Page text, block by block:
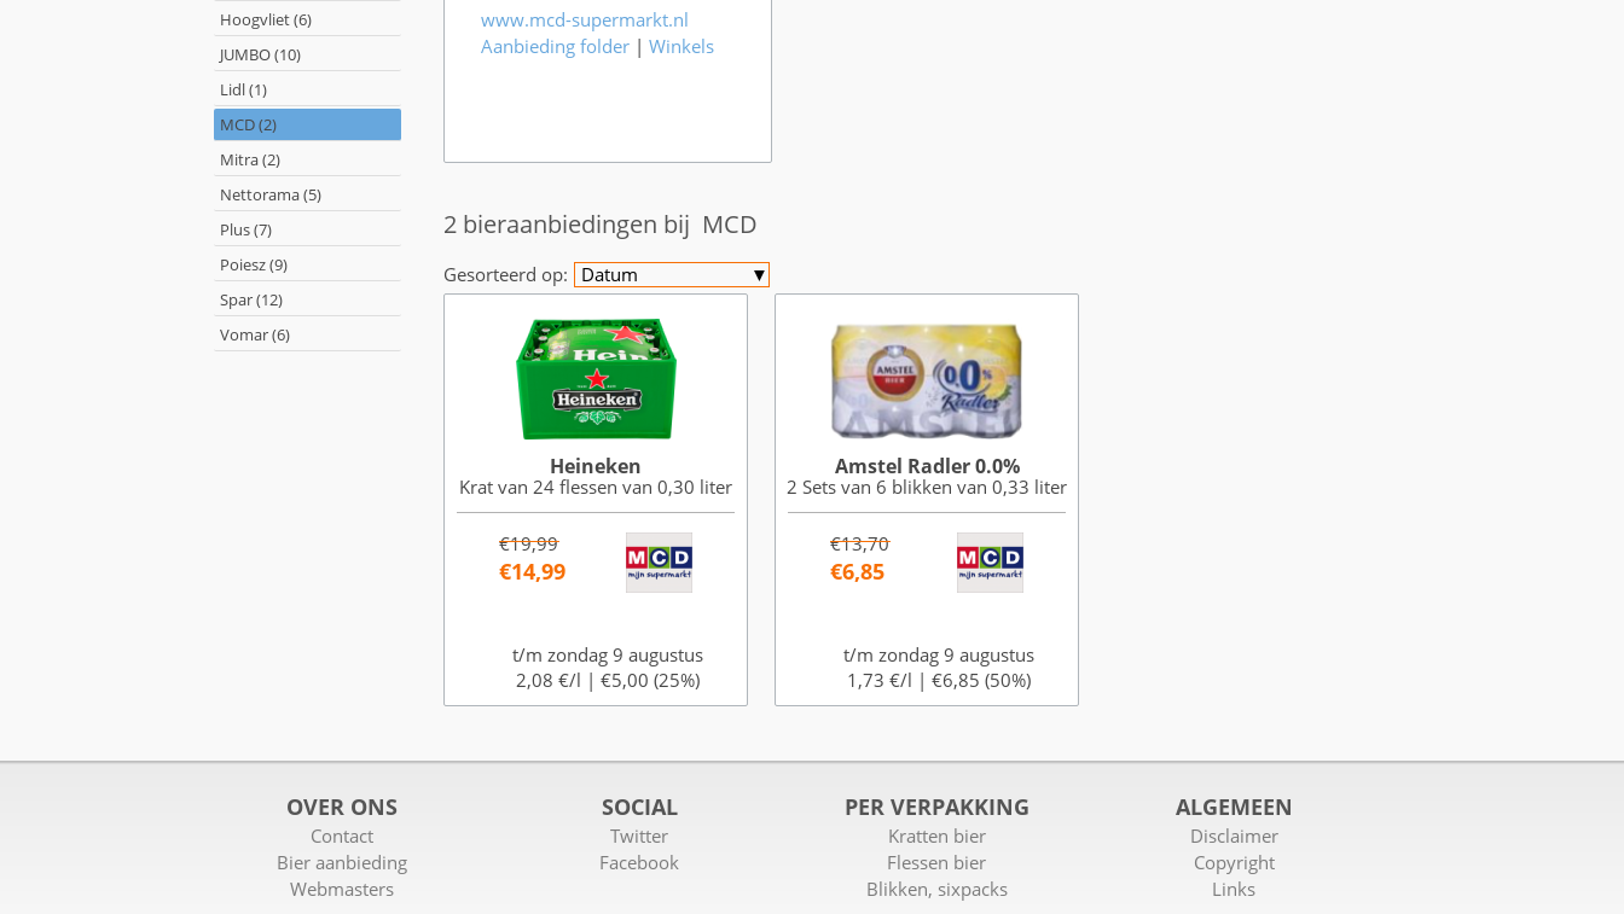
Hoogvliet (6)
JUMBO (10)
Lidl (1)
MCD (2)
Mitra (2)
Nettorama (5)
Plus (7)
Poiesz (9)
Spar (12)
Vomar (6)
www.mcd-supermarkt.nl
Aanbieding folder | Winkels
2 bieraanbiedingen bij MCD
Gesorteerd op: Datum ▼
Heineken
Krat van 24 flessen van 0,30 liter
€19,99
€14,99
t/m zondag 9 augustus
2,08 €/l | €5,00 (25%)
Amstel Radler 0.0%
2 Sets van 6 blikken van 0,33 liter
€13,70
€6,85
t/m zondag 9 augustus
1,73 €/l | €6,85 (50%)
OVER ONS
Contact
Bier aanbieding
Webmasters
SOCIAL
Twitter
Facebook
PER VERPAKKING
Kratten bier
Flessen bier
Blikken, sixpacks
ALGEMEEN
Disclaimer
Copyright
Links